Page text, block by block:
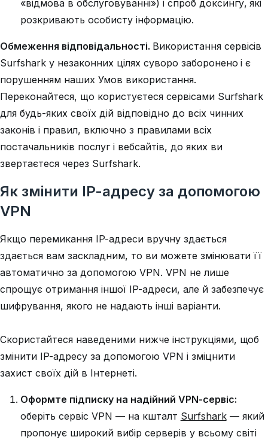
«відмова в обслуговуванні») і спроб доксингу, які
розкривають особисту інформацію.
Обмеження відповідальності. Використання сервісів
Surfshark у незаконних цілях суворо заборонено і є
порушенням наших Умов використання.
Переконайтеся, що користуєтеся сервісами Surfshark
для будь-яких своїх дій відповідно до всіх чинних
законів і правил, включно з правилами всіх
постачальників послуг і вебсайтів, до яких ви
звертаєтеся через Surfshark.
Як змінити IP-адресу за допомогою
VPN
Якщо перемикання IP-адреси вручну здається
здається вам заскладним, то ви можете змінювати її
автоматично за допомогою VPN. VPN не лише
спрощує отримання іншої IP-адреси, але й забезпечує
шифрування, якого не надають інші варіанти.
Скористайтеся наведеними нижче інструкціями, щоб
змінити IP-адресу за допомогою VPN і зміцнити
захист своїх дій в Інтернеті.
Оформте підписку на надійний VPN-сервіс:
оберіть сервіс VPN — на кшталт Surfshark— який
пропонує широкий вибір серверів у всьому світі